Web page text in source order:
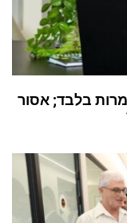
בלבד; אסור